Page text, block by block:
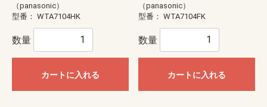
（panasonic）
型番： WTA7104HK
数量
カートに入れる
（panasonic）
型番： WTA7104FK
数量
カートに入れる